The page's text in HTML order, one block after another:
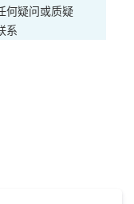
何疑问或质疑
系